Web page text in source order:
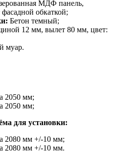
МДФ панель,
обкаткой;
Бетон темный;
12 мм, вылет 80 мм, цвет:
муар.
2050 мм;
2050 мм;
для установки:
2080 мм +/-10 мм;
2080 мм +/-10 мм.